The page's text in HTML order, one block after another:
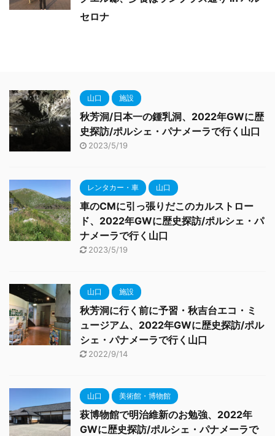
セロナ
山口 施設
秋芳洞/日本一の鍾乳洞、2022年GWに歴
史探訪/ポルシェ・パナメーラで行く山口
2023/5/19
レンタカー・車 山口
車のCMに引っ張りだこのカルストロー
ド、2022年GWに歴史探訪/ポルシェ・パ
ナメーラで行く山口
2023/5/19
山口 施設
秋芳洞に行く前に予習・秋吉台エコ・ミ
ュージアム、2022年GWに歴史探訪/ポル
シェ・パナメーラで行く山口
2022/9/14
山口 美術館・博物館
萩博物館で明治維新のお勉強、2022年
GWに歴史探訪/ポルシェ・パナメーラで